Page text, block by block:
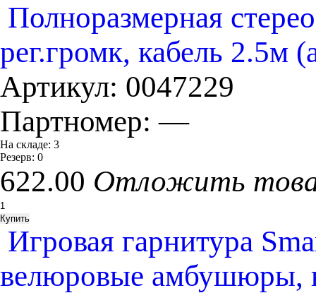
Полноразмерная
рег.громк, кабель 2.5м
Артикул: 0047229
Партномер:—
На складе: 3
Резерв: 0
622.00 Отложить
Игровая гарнитура
велюровые амбушюры,